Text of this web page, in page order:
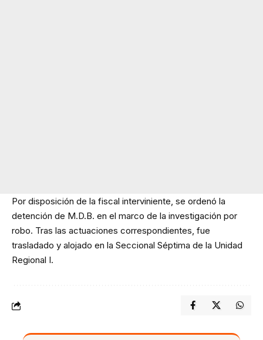
Por disposición de la fiscal interviniente, se ordenó la
detención de M.D.B. en el marco de la investigación por
robo. Tras las actuaciones correspondientes, fue
trasladado y alojado en la Seccional Séptima de la Unidad
Regional I.